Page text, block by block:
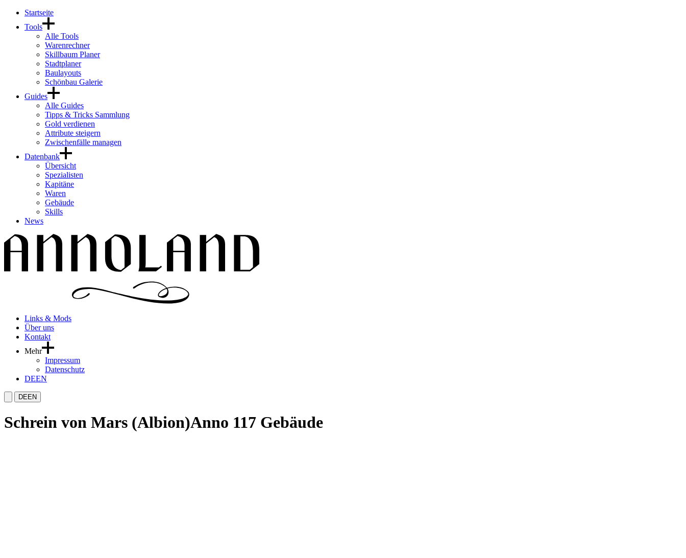
Startseite
Tools
Alle Tools
Warenrechner
Skillbaum Planer
Stadtplaner
Baulayouts
Schönbau Galerie
Guides
Alle Guides
Tipps & Tricks Sammlung
Gold verdienen
Attribute steigern
Zwischenfälle managen
Datenbank
Übersicht
Spezialisten
Kapitäne
Waren
Gebäude
Skills
News
Links & Mods
Über uns
Kontakt
Mehr
Impressum
Datenschutz
DEEN
DEEN
Schrein von Mars (Albion)Anno 117 Gebäude